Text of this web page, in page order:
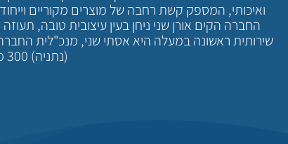
ואיכותי, המספק קשת רחבה של מוצרים מקוריים
החברה הקים אורן שני ניחן בעין עיצובית טובה,
שירותית ראשונה במעלה היא אסתי שני, מנכ"לית
(נתניה) 300 מטרים של תצוגה צבעונית וקסומה.